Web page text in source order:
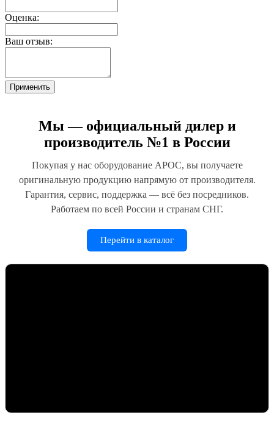
Оценка:
Ваш отзыв:
Применить
Мы — официальный дилер и
производитель №1 в России
Покупая у нас оборудование АРОС, вы получаете
оригинальную продукцию напрямую от производителя.
Гарантия, сервис, поддержка — всё без посредников.
Работаем по всей России и странам СНГ.
Перейти в каталог